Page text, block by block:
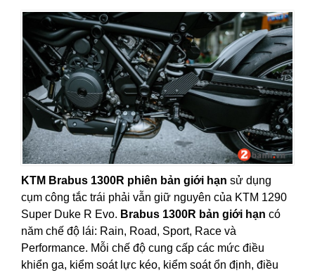
KTM Brabus 1300R phiên bản giới hạn sử dụng
cụm công tắc trái phải vẫn giữ nguyên của KTM 1290
Super Duke R Evo. Brabus 1300R bản giới hạn có
năm chế độ lái: Rain, Road, Sport, Race và
Performance. Mỗi chế độ cung cấp các mức điều
khiển ga, kiểm soát lực kéo, kiểm soát ổn định, điều